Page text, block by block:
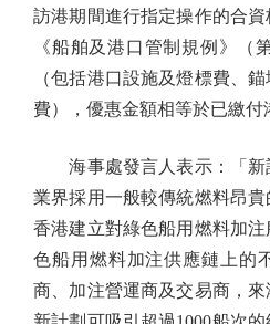
訪港期間進行指定操作的合
《船舶及港口管制規例》（
（包括港口設施及燈標費、
費），優惠金額相等於已繳付
海事處發言人表示：「新
業界採用一般較傳統燃料昂
香港建立對綠色船用燃料加
色船用燃料加注供應鏈上的
商、加注營運商及交易商，